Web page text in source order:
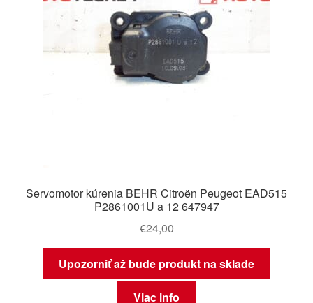
Servomotor kúrenia BEHR Citroën Peugeot EAD515
P2861001U a 12 647947
€24,00
Upozorniť až bude produkt na sklade
Viac info